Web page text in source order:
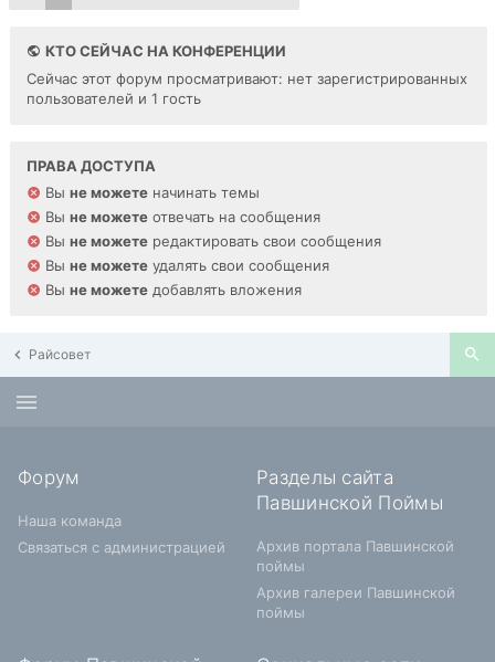
КТО СЕЙЧАС НА КОНФЕРЕНЦИИ
Сейчас этот форум просматривают: нет зарегистрированных
пользователей и 1 гость
ПРАВА ДОСТУПА
Вы не можете начинать темы
Вы не можете отвечать на сообщения
Вы не можете редактировать свои сообщения
Вы не можете удалять свои сообщения
Вы не можете добавлять вложения
Райсовет
Форум
Наша команда
Связаться с администрацией
Разделы сайта
Павшинской Поймы
Архив портала Павшинской
поймы
Архив галереи Павшинской
поймы